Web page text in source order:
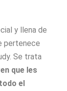
y llena de
pertenece
Se trata
que les
el